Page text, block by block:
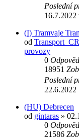
Poslední
16.7.2022
(I) Tramvaje
od
provozy
0
18951
Poslední
22.6.2022
(HU) Debrecen
od gintaras »
0
21586